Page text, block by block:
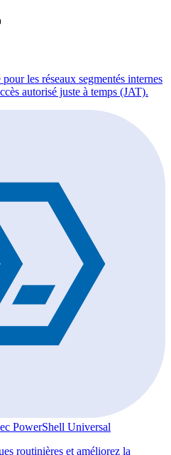
les réseaux segmentés internes
autorisé juste à temps (JAT).
PowerShell Universal
routinières et améliorez la